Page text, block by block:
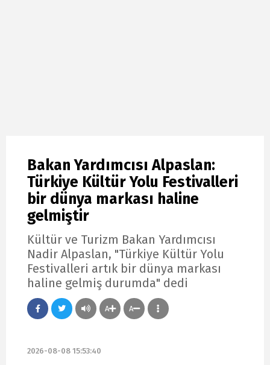
Bakan Yardımcısı Alpaslan:
Türkiye Kültür Yolu Festivalleri
bir dünya markası haline
gelmiştir
Kültür ve Turizm Bakan Yardımcısı
Nadir Alpaslan, "Türkiye Kültür Yolu
Festivalleri artık bir dünya markası
haline gelmiş durumda" dedi
A A
2026-08-08 15:53:40